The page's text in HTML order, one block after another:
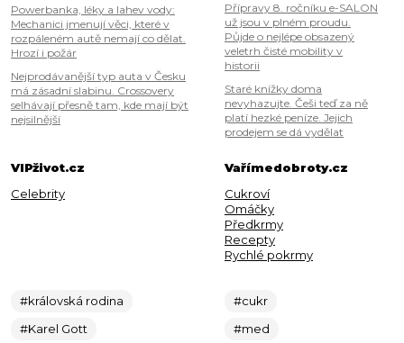
Powerbanka, léky a lahev vody:
Mechanici jmenují věci, které v
rozpáleném autě nemají co dělat.
Hrozí i požár
Nejprodávanější typ auta v Česku
má zásadní slabinu. Crossovery
selhávají přesně tam, kde mají být
nejsilnější
Přípravy 8. ročníku e-SALON
už jsou v plném proudu.
Půjde o nejlépe obsazený
veletrh čisté mobility v
historii
Staré knížky doma
nevyhazujte. Češi teď za ně
platí hezké peníze. Jejich
prodejem se dá vydělat
VIPživot.cz
Celebrity
#královská rodina
#Karel Gott
Vařímedobroty.cz
Cukroví
Omáčky
Předkrmy
Recepty
Rychlé pokrmy
#cukr
#med